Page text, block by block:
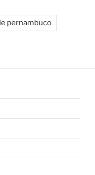
pernambuco